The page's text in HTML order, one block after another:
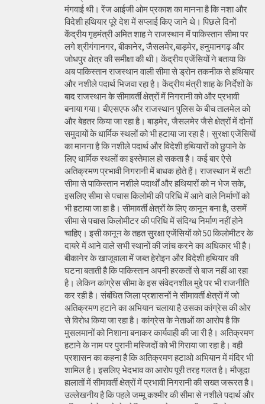
मंगवाई थी। रेंज आईजी ओम प्रकाश का मानना है कि नशा और
विदेशी हथियार पूरे देश में सप्लाई किए जाने थे। पिछले दिनों
केंद्रीय गृहमंत्री अमित शाह ने राजस्थान में पाकिस्तान सीमा पर
लगे श्रीगंगानगर, बीकानेर, जैसलमेर,बाड़मेर, हनुमानगढ़ और
जोधपुर क्षेत्र की समीक्षा की थी। केंद्रीय एजेंसियों ने बताया कि
अब पाकिस्तान राजस्थान वाली सीमा से ड्रोन तकनीक से हथियार
और नशीले पदार्थ भिजवा रहा है। केंद्रीय मंत्री शाह के निर्देशों के
बाद राजस्थान के सीमावर्ती क्षेत्रों में निगरानी को और प्रभावी
बनाया गया। बीएसएफ और राजस्थान पुलिस के बीच तालमेल को
और बेहतर किया जा रहा है। बाड़मेर, जैसलमेर जैसे क्षेत्रों में दोनों
समुदायों के धार्मिक स्थलों को भी हटाया जा रहा है। सुरक्षा एजेंसियों
का मानना है कि नशीले पदार्थ और विदेशी हथियारों को छुपाने के
लिए धार्मिक स्थलों का इस्तेमाल हो सकता है। कई बार ऐसे
अतिक्रमण प्रभावी निगरानी में बाधक होते हैं। राजस्थान में सटी
सीमा से पाकिस्तान नशीले पदार्थों और हथियारों को न भेज सके,
इसलिए सीमा से पचास किलोमी की परिधि में आने वाले निर्माणों को
भी हटाया जा हा है। सीमावर्ती क्षेत्रों के लिए कानून बना है, उसमें
सीमा से पचास किलोमीटर की परिधि में संदिग्ध निर्माण नहीं होने
चाहिए। इसी कानून के तहत सुरक्षा एजेंसियों को 50 किलोमीटर के
दायरे में आने वाले सभी स्थानों की जांच करने का अधिकार भी है।
बीकानेर के खाजूवाला में जब्त हेरोइन और विदेशी हथियार की
घटना बताती है कि पाकिस्तान अपनी हरकतों से बाज नहीं आ रहा
है। लेकिन कांग्रेस सीमा के इस संवेदनशील मुद्दे पर भी राजनीति
कर रही है। संबंधित जिला प्रशासनों ने सीमावर्ती क्षेत्रों में जो
अतिक्रमण हटाने का अभियान चलाया है उसका कांग्रेस की ओर
से विरोध किया जा रहा है। कांग्रेस के नेताओं का आरोप है कि
मुसलमानों को निशाना बनाकर कार्यवाही की जा री है। अतिक्रमण
हटाने के नाम पर पुरानी मस्जिदों को भी गिराया जा रहा है। वही
प्रशासन का कहना है कि अतिक्रमण हटाओ अभियान में मंदिर भी
शामिल है। इसलिए भेदभाव का आरोप पूरी तरह गलत है। मौजूदा
हालातों में सीमावर्ती क्षेत्रों में प्रभावी निगरानी की सख्त जरूरत है।
उल्लेखनीय है कि पहले जम्मू कश्मीर की सीमा से नशीले पदार्थ और